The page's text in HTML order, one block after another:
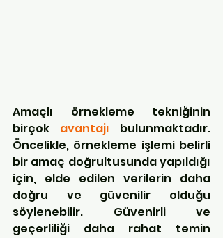
Amaçlı örnekleme tekniğinin
birçok avantajı bulunmaktadır.
Öncelikle, örnekleme işlemi belirli
bir amaç doğrultusunda yapıldığı
için, elde edilen verilerin daha
doğru ve güvenilir olduğu
söylenebilir. Güvenirli ve
geçerliliği daha rahat temin